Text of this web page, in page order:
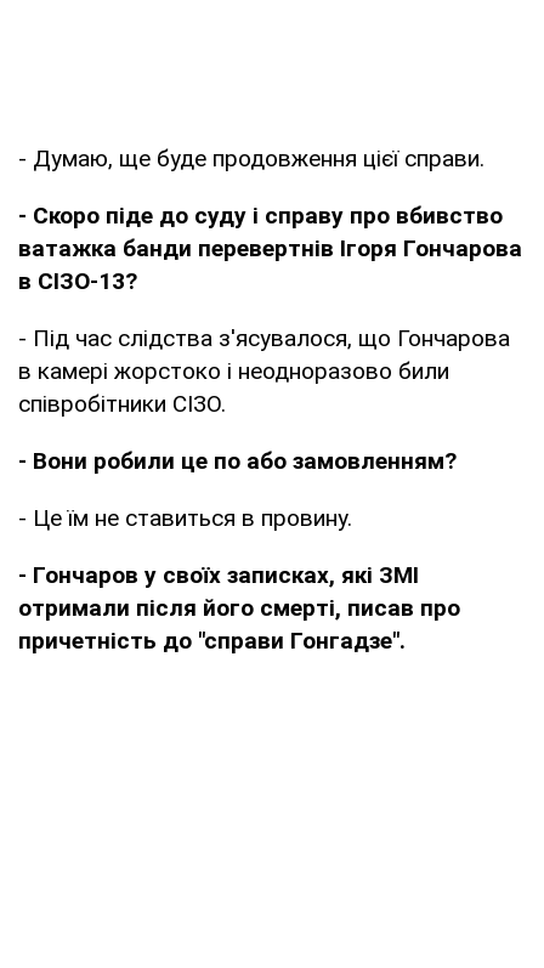
- Думаю, ще буде продовження цієї справи.
- Скоро піде до суду і справу про вбивство
ватажка банди перевертнів Ігоря Гончарова
в СІЗО-13?
- Під час слідства з'ясувалося, що Гончарова
в камері жорстоко і неодноразово били
співробітники СІЗО.
- Вони робили це по або замовленням?
- Це їм не ставиться в провину.
- Гончаров у своїх записках, які ЗМІ
отримали після його смерті, писав про
причетність до "справи Гонгадзе".